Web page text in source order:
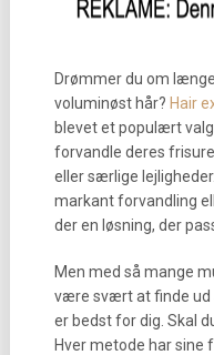
Drømmer du om
voluminøst hår? Hair
blevet et populært
forvandle deres
eller særlige
markant forvandling
der en løsning, der
Men med så mange
være svært at finde ud
er bedst for dig. Skal
Hver metode har sine